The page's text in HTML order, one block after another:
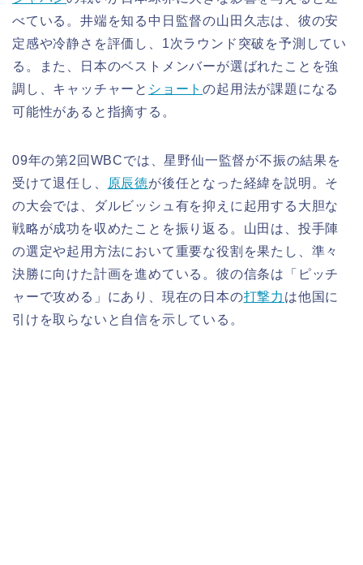
べている。井端を知る中日監督の山田久志は、彼の安
定感や冷静さを評価し、1次ラウンド突破を予測してい
る。また、日本のベストメンバーが選ばれたことを強
調し、キャッチャーと ショートの起用法が課題になる
可能性があると指摘する。
09年の第2回WBCでは、星野仙一監督が不振の結果を
受けて退任し、
原辰徳が後任となった経緯を説明。そ
の大会では、ダルビッシュ有を抑えに起用する大胆な
戦略が成功を収めたことを振り返る。山田は、投手陣
の選定や起用方法において重要な役割を果たし、準々
決勝に向けた計画を進めている。彼の信条は「ピッチ
ャーで攻める」にあり、現在の日本の打撃力 は他国に
引けを取らないと自信を示している。